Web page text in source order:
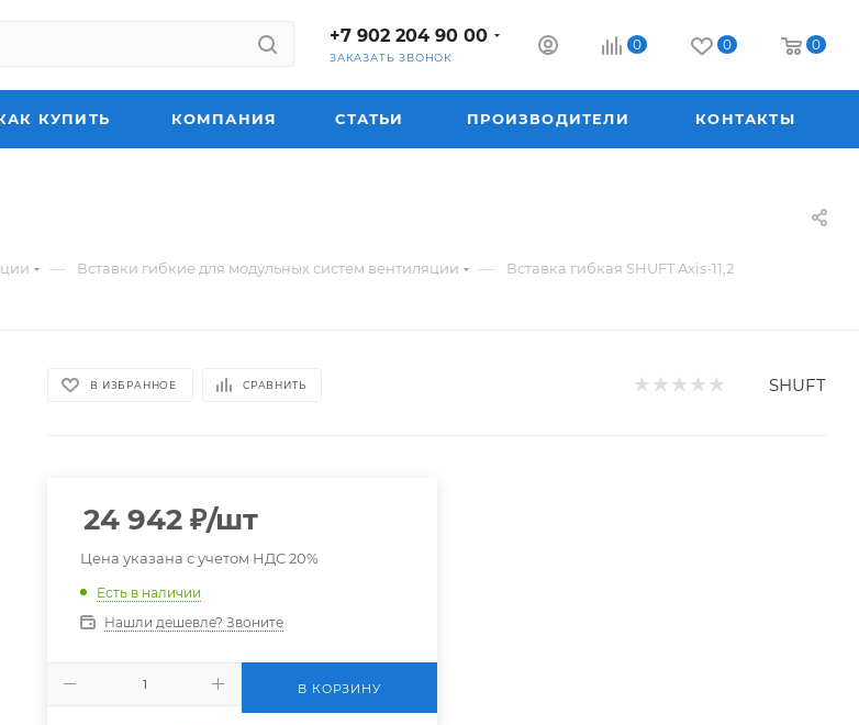
+7 902 204 90 00
ЗАКАЗАТЬ ЗВОНОК
0 0 0
КУПИТЬ КОМПАНИЯ СТАТЬИ ПРОИЗВОДИТЕЛИ КОНТАКТЫ
— Вставки гибкие для модульных систем вентиляции — Вставка гибкая SHUFT Axis-11,2
В ИЗБРАННОЕ СРАВНИТЬ SHUFT
24 942 ₽/шт
Цена указана с учетом НДС 20%
Есть в наличии
Нашли дешевле? Звоните
В КОРЗИНУ